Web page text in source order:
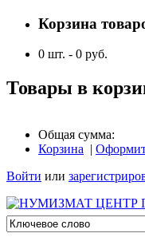
Корзина
0 шт. - 0 руб.
Товары в
Общая сумма:
Корзина |
Войти или